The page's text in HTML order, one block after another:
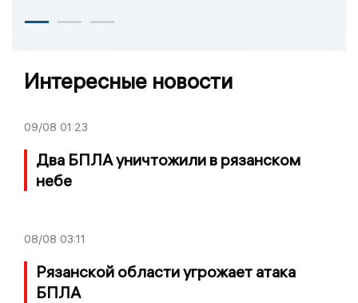
Интересные новости
09/08 01:23
Два БПЛА уничтожили в рязанском
небе
08/08 03:11
Рязанской области угрожает атака
БПЛА